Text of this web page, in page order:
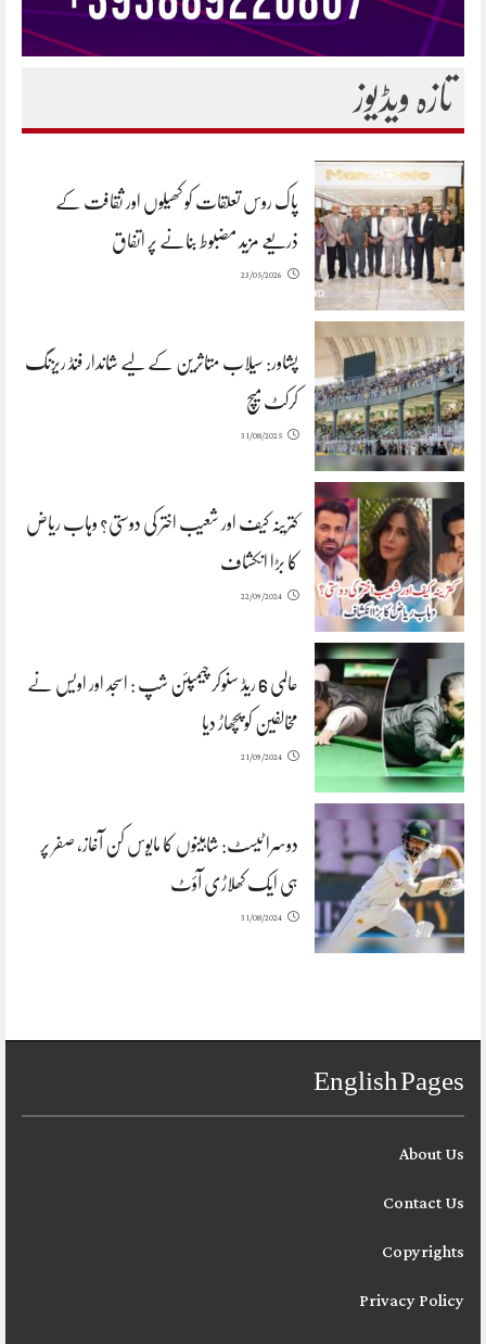
تازہ ویڈیوز
پاک روس تعلقات کو کھیلوں اور ثقافت کے
ذریعے مزید مضبوط بنانے پر اتفاق
23/05/2026
پشاور: سیلاب متاثرین کے لیے شاندار فنڈ ریزنگ
کرکٹ میچ
31/08/2025
کترینہ کیف اور شعیب اختر کی دوستی؟ وہاب ریاض
کا بڑا انکشاف
22/09/2024
عالمی 6 ریڈ سنوکر چیمپئن شپ : اسجد اور اویس نے
مخالفین کو پچھاڑ دیا
21/09/2024
دوسرا ٹیسٹ: شاہینوں کا مایوس کن آغاز، صفر پر
ہی ایک کھلاڑی آؤٹ
31/08/2024
English Pages
About Us
Contact Us
Copyrights
Privacy Policy